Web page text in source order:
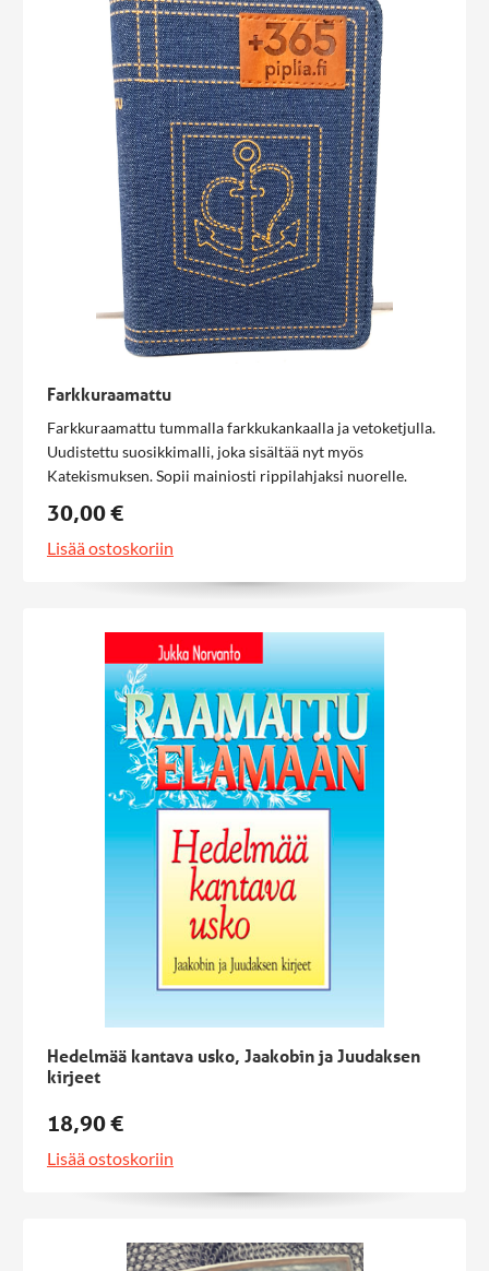
Farkkuraamattu
Farkkuraamattu tummalla farkkukankaalla ja vetoketjulla.
Uudistettu suosikkimalli, joka sisältää nyt myös
Katekismuksen. Sopii mainiosti rippilahjaksi nuorelle.
30,00 €
Lisää ostoskoriin
Hedelmää kantava usko, Jaakobin ja Juudaksen
kirjeet
18,90 €
Lisää ostoskoriin